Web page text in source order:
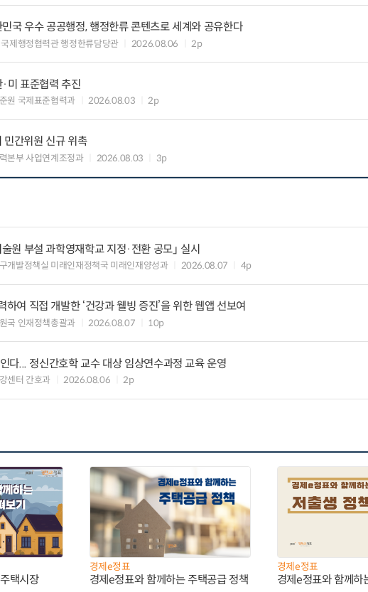
국 우수 공공행정, 행정한류 콘텐츠로 세계와 공유한다
제행정협력관 행정한류담당관 2026.08.06 2p
미 표준협력 추진
원 국제표준협력과 2026.08.03 2p
민간위원 신규 위촉
본부 사업연계조정과 2026.08.03 3p
원 부설 과학영재학교 지정·전환 공모」 실시
개발정책실 미래인재정책국 미래인재양성과 2026.08.07 4p
하여 직접 개발한 ‘건강과 웰빙 증진’을 위한 웹앱 선보여
국 인재정책총괄과 2026.08.07 10p
다... 정신간호학 교수 대상 임상연수과정 교육 운영
센터 간호과 2026.08.06 2p
택시장
경제e정표
경제e정표와 함께하는 주택공급 정책
경제e정표
경제e정표와 함께하